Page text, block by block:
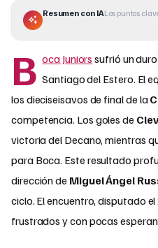
Resumen con IALos puntos
B oca Juniors sufrió un
Santiago del Estero. El
los dieciseisavos de final de la
competencia. Los goles de
victoria del Decano, mientras
para Boca. Este resultado
dirección de Miguel Ángel
ciclo. El encuentro, disputado
frustrados y con pocas